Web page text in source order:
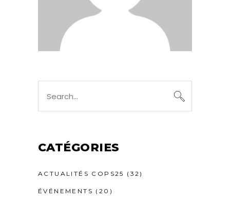
for:
CATÉGORIES
ACTUALITÉS COPS25 (32)
ÉVÉNEMENTS (20)